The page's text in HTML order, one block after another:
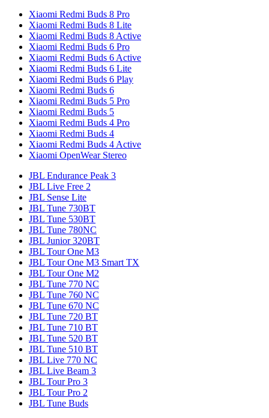
Xiaomi Redmi Buds 8 Pro
Xiaomi Redmi Buds 8 Lite
Xiaomi Redmi Buds 8 Active
Xiaomi Redmi Buds 6 Pro
Xiaomi Redmi Buds 6 Active
Xiaomi Redmi Buds 6 Lite
Xiaomi Redmi Buds 6 Play
Xiaomi Redmi Buds 6
Xiaomi Redmi Buds 5 Pro
Xiaomi Redmi Buds 5
Xiaomi Redmi Buds 4 Pro
Xiaomi Redmi Buds 4
Xiaomi Redmi Buds 4 Active
Xiaomi OpenWear Stereo
JBL Endurance Peak 3
JBL Live Free 2
JBL Sense Lite
JBL Tune 730BT
JBL Tune 530BT
JBL Tune 780NC
JBL Junior 320BT
JBL Tour One M3
JBL Tour One M3 Smart TX
JBL Tour One M2
JBL Tune 770 NC
JBL Tune 760 NC
JBL Tune 670 NC
JBL Tune 720 BT
JBL Tune 710 BT
JBL Tune 520 BT
JBL Tune 510 BT
JBL Live 770 NC
JBL Live Beam 3
JBL Tour Pro 3
JBL Tour Pro 2
JBL Tune Buds